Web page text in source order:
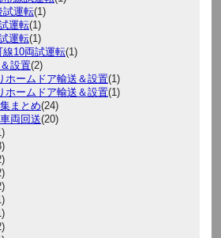
試運転(1)
運転(1)
運転(1)
線10両試運転(1)
設置(2)
ホームドア輸送＆設置(1)
ホームドア輸送＆設置(1)
まとめ(24)
両回送(20)